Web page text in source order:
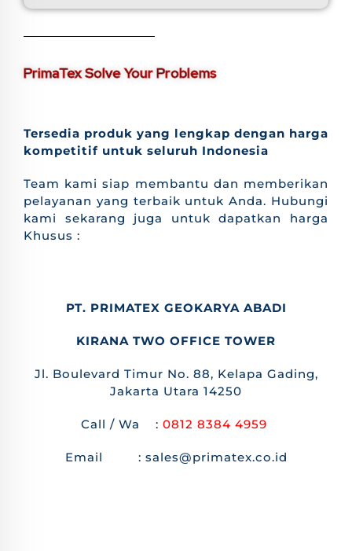
PrimaTex Solve Your Problems
Tersedia produk yang lengkap dengan harga
kompetitif untuk seluruh Indonesia
Team kami siap membantu dan memberikan
pelayanan yang terbaik untuk Anda. Hubungi
kami sekarang juga untuk dapatkan harga
Khusus :
PT. PRIMATEX GEOKARYA ABADI
KIRANA TWO OFFICE TOWER
Jl. Boulevard Timur No. 88, Kelapa Gading,
Jakarta Utara 14250
Call / Wa : 0812 8384 4959
Email : sales@primatex.co.id